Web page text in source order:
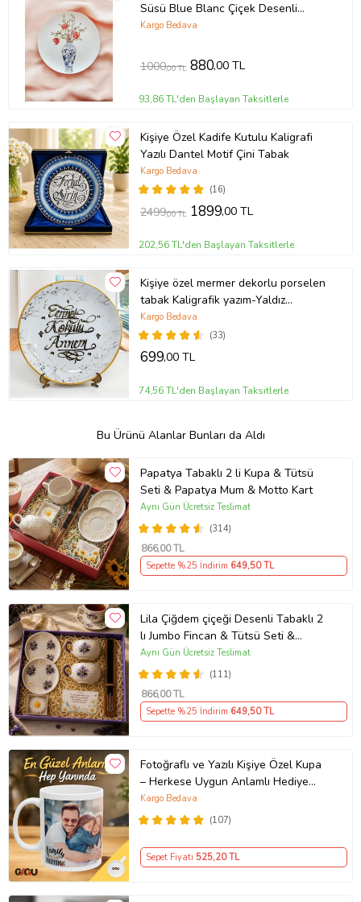
Süsü Blue Blanc Çiçek Desenli
Duvar Tabağı Vazo Biblo Tablo
Kargo Bedava
1000,00 TL 880,00 TL
93,86 TL'den Başlayan Taksitlerle
Kişiye Özel Kadife Kutulu Kaligrafi
Yazılı Dantel Motif Çini Tabak
(16)
Kargo Bedava
2499,00 TL 1899,00 TL
202,56 TL'den Başlayan Taksitlerle
Kişiye özel mermer dekorlu porselen
tabak Kaligrafik yazım-Yaldız
Seçenekli (Gold)
(33)
Kargo Bedava
699,00 TL
74,56 TL'den Başlayan Taksitlerle
Bu Ürünü Alanlar Bunları da Aldı
Papatya Tabaklı 2 li Kupa & Tütsü
Seti & Papatya Mum & Motto Kart
(314)
Aynı Gün Ücretsiz Teslimat
866,00 TL
Sepette %25 İndirim 649,50 TL
Lila Çiğdem çiçeği Desenli Tabaklı 2
lı Jumbo Fincan & Tütsü Seti &
Papatya Mum &
(111)
Aynı Gün Ücretsiz Teslimat
866,00 TL
Sepette %25 İndirim 649,50 TL
Fotoğraflı ve Yazılı Kişiye Özel Kupa
– Herkese Uygun Anlamlı Hediye
Porselen Baskılı Kupa (Beyaz)
(107)
Kargo Bedava
Sepet Fiyatı 525,20 TL